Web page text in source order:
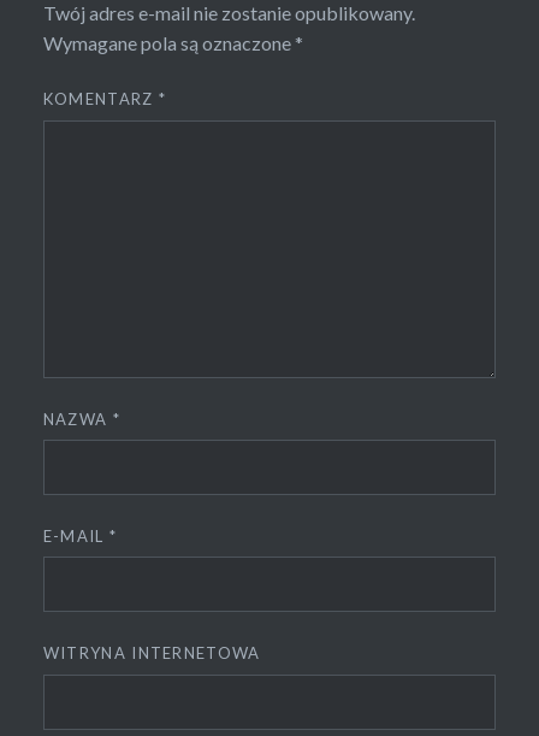
Twój adres e-mail nie zostanie opublikowany.
Wymagane pola są oznaczone *
KOMENTARZ *
NAZWA *
E-MAIL *
WITRYNA INTERNETOWA